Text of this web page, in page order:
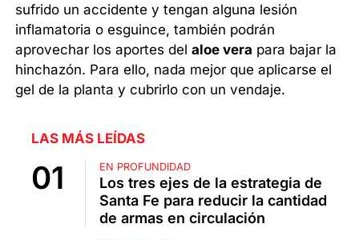
sufrido un accidente y tengan alguna lesión
inflamatoria o esguince, también podrán
aprovechar los aportes delaloe vera para bajar la
hinchazón. Para ello, nada mejor que aplicarse el
gel de la planta y cubrirlo con un vendaje.
LAS MÁS LEÍDAS
EN PROFUNDIDAD
Los tres ejes de la estrategia de
Santa Fe para reducir la cantidad
de armas en circulación